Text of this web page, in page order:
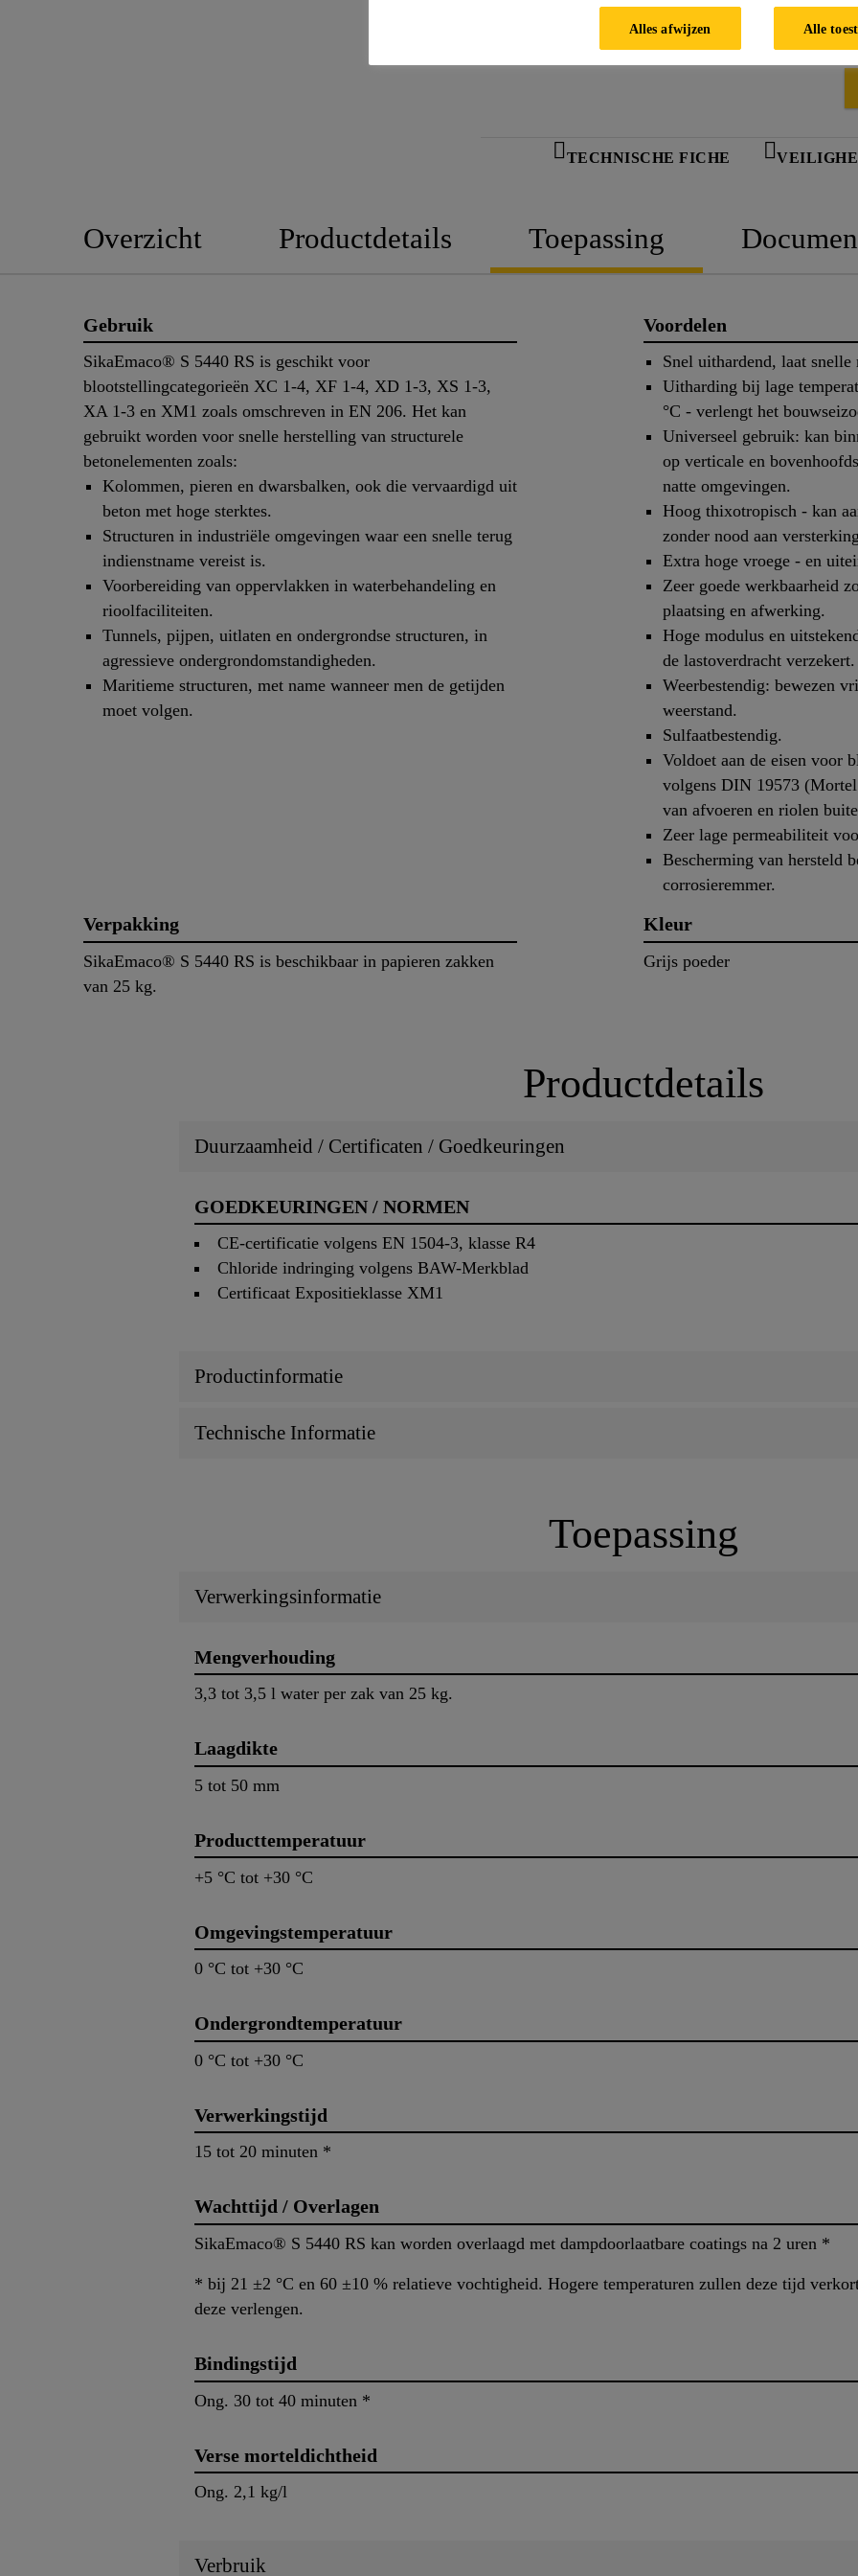
Universeel gebruik: kan binnen en buiten
oppervlakken, in droge en natte omgevingen.
TECHNISCHE FICHE
Overzicht Productdetails Toepassing
Gebruik
SikaEmaco® S 5440 RS is geschikt voor
blootstellingcategorieën XC 1-4, XF 1-4, XD 1-3, XS 1-3,
XA 1-3 en XM1 zoals omschreven in EN 206. Het kan
gebruikt worden voor snelle herstelling van structurele
betonelementen zoals:
Kolommen, pieren en dwarsbalken, ook die vervaardigd uit
beton met hoge sterktes.
Structuren in industriële omgevingen waar een snelle terug
indienstname vereist is.
Voorbereiding van oppervlakken in waterbehandeling en
rioolfaciliteiten.
Tunnels, pijpen, uitlaten en ondergrondse structuren, in
agressieve ondergrondomstandigheden.
Maritieme structuren, met name wanneer men de getijden
moet volgen.
Voordelen
Snel uithardend, laat
Uitharding bij lage
°C - verlengt het
Universeel gebruik: kan
op verticale en
natte omgevingen.
Hoog thixotropisch - kan
zonder nood aan
Extra hoge vroege - en
Zeer goede werkbaarheid
plaatsing en afwerking.
Hoge modulus en
de lastoverdracht verzekert.
Weerbestendig: bewezen
weerstand.
Sulfaatbestendig.
Voldoet aan de eisen voor
volgens DIN 19573
van afvoeren en riolen
Zeer lage permeabiliteit
Bescherming van hersteld
corrosieremmer.
Verpakking
SikaEmaco® S 5440 RS is beschikbaar in papieren zakken
van 25 kg.
Kleur
Grijs poeder
Productdetails
Duurzaamheid / Certificaten / Goedkeuringen
GOEDKEURINGEN / NORMEN
CE-certificatie volgens EN 1504-3, klasse R4
Chloride indringing volgens BAW-Merkblad
Certificaat Expositieklasse XM1
Productinformatie
Technische Informatie
Toepassing
Verwerkingsinformatie
Mengverhouding
3,3 tot 3,5 l water per zak van 25 kg.
Laagdikte
5 tot 50 mm
Producttemperatuur
+5 °C tot +30 °C
Omgevingstemperatuur
0 °C tot +30 °C
Ondergrondtemperatuur
0 °C tot +30 °C
Verwerkingstijd
15 tot 20 minuten *
Wachttijd / Overlagen
SikaEmaco® S 5440 RS kan worden overlaagd met dampdoorlaatbare coatings na 2 uren *
* bij 21 ±2 °C en 60 ±10 % relatieve vochtigheid. Hogere temperaturen zullen deze tijd
deze verlengen.
Bindingstijd
Ong. 30 tot 40 minuten *
Verse morteldichtheid
Ong. 2,1 kg/l
Verbruik
Alles afwijzen Alle